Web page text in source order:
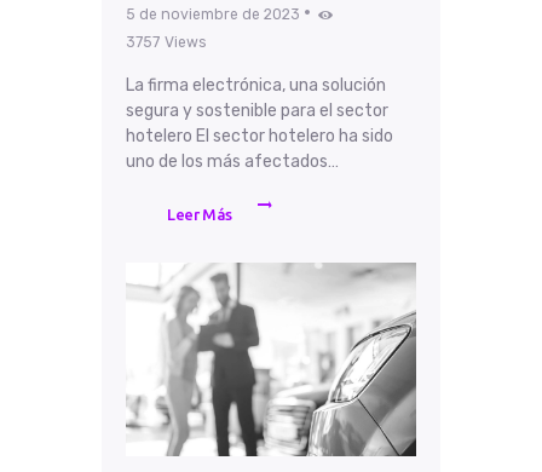
5 de noviembre de 2023
3757 Views
La firma electrónica, una solución
segura y sostenible para el sector
hotelero El sector hotelero ha sido
uno de los más afectados…
Leer Más